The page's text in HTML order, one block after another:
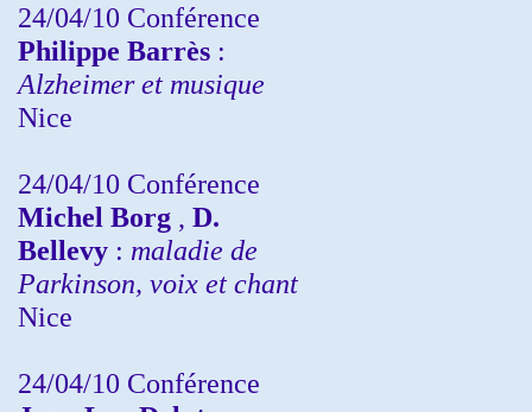
24/04/10 Conférence
Philippe Barrès :
Alzheimer et musique
Nice
24/04/10 Conférence
Michel Borg , D.
Bellevy : maladie de
Parkinson, voix et chant
Nice
24/04/10 Conférence